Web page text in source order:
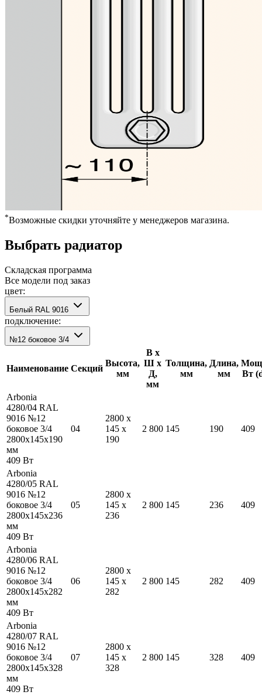
*Возможные скидки уточняйте у менеджеров магазина.
Выбрать радиатор
Складская программа
Все модели под заказ
цвет:
Белый RAL 9016
подключение:
№12 боковое 3/4
Наименование Секций
Высота,
мм
В х
Ш х
Д,
мм
Толщина,
мм
Длина,
мм
Вт
Arbonia
4280/04 RAL
9016 №12
боковое 3/4
2800x145x190
мм
409 Вт
04
2800 x
145 x
190
2 800 145 190 409
Arbonia
4280/05 RAL
9016 №12
боковое 3/4
2800x145x236
мм
409 Вт
05
2800 x
145 x
236
2 800 145 236 409
Arbonia
4280/06 RAL
9016 №12
боковое 3/4
2800x145x282
мм
409 Вт
06
2800 x
145 x
282
2 800 145 282 409
Arbonia
4280/07 RAL
9016 №12
боковое 3/4
2800x145x328
мм
409 Вт
07
2800 x
145 x
328
2 800 145 328 409